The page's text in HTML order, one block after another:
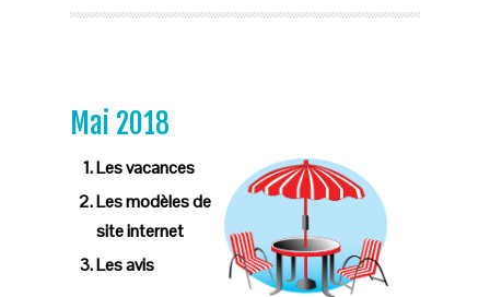
Mai 2018
Les vacances
Les modèles de
site internet
Les avis